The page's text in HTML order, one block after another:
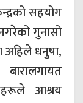
सहयोग
गुनासो
अहिले धनुषा,
बारालगायत
आश्रय